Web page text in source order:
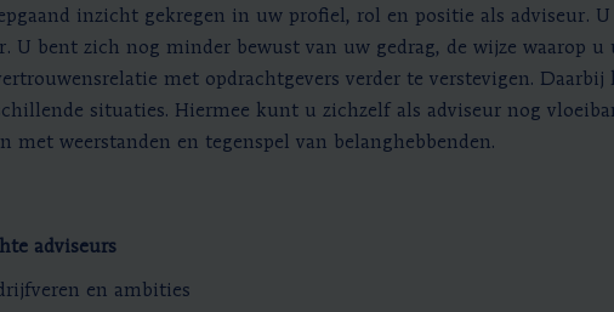
inzicht gekregen in uw profiel, rol en positie als adviseur.
U bent zich nog minder bewust van uw gedrag, de wijze waarop
met opdrachtgevers verder te verstevigen.
situaties. Hiermee kunt u zichzelf als adviseur nog
met weerstanden en tegenspel van belanghebbenden.
adviseurs
en ambities